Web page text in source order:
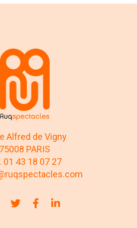
Alfred de Vigny
75008 PARIS
01 43 18 07 27